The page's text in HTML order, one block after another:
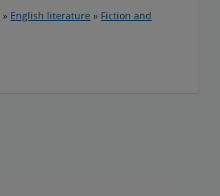
» English literature » Fiction and